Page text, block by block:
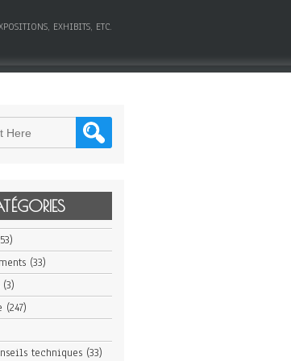
EXHIBITS, ETC.
(33)
(247)
techniques(33)